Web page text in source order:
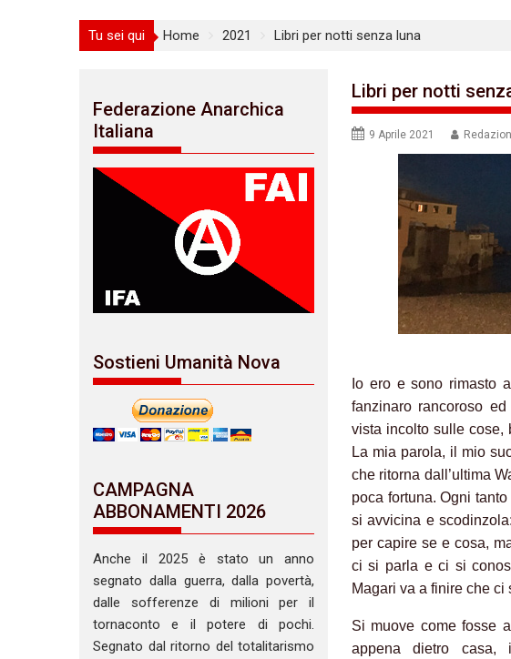
Tu sei qui Home 2021 Libri per notti senza luna
Libri per notti
9 Aprile 2021
Io ero e sono rimasto
fanzinaro rancoroso
vista incolto sulle cose,
La mia parola, il mio
che ritorna dall’ultima
poca fortuna. Ogni
si avvicina e
per capire se e cosa,
ci si parla e ci si
Magari va a finire che
Si muove come fosse
appena dietro casa,
Federazione Anarchica
Italiana
Sostieni Umanità Nova
CAMPAGNA
ABBONAMENTI 2026
Anche il 2025 è stato un anno
segnato dalla guerra, dalla povertà,
dalle sofferenze di milioni per il
tornaconto e il potere di pochi.
Segnato dal ritorno del totalitarismo